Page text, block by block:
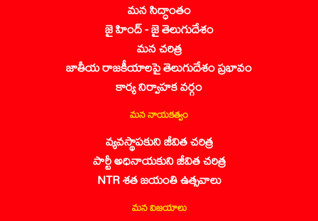
మన సిద్ధాంతం
జై హింద్ - జై తెలుగుదేశం
మన చరిత్ర
జాతీయ రాజకీయాలపై తెలుగుదేశం ప్రభావం
కార్య నిర్వాహక వర్గం
మన నాయకత్వం
వ్యవస్థాపకుని జీవిత చరిత్ర
పార్టీ అధినాయకుని జీవిత చరిత్ర
NTR శత జయంతి ఉత్సవాలు
మన విజయాలు